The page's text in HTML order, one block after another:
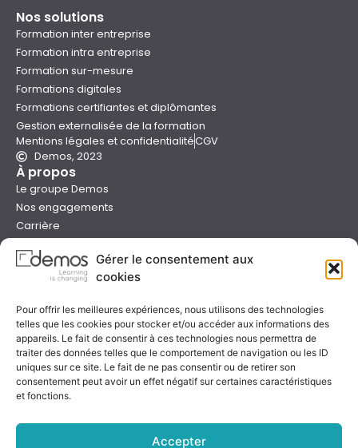
Gérer le consentement aux
cookies
Pour offrir les meilleures expériences, nous utilisons des technologies
telles que les cookies pour stocker et/ou accéder aux informations des
appareils. Le fait de consentir à ces technologies nous permettra de
traiter des données telles que le comportement de navigation ou les ID
uniques sur ce site. Le fait de ne pas consentir ou de retirer son
consentement peut avoir un effet négatif sur certaines caractéristiques
et fonctions.
Accepter
Nos solutions
Formation inter entreprise
Formation intra entreprise
Formation sur-mesure
Formations digitales
Formations certifiantes et diplômantes
Gestion externalisée de la formation
Mentions légales et confidentialitéCGV
Demos, 2023
À propos
Le groupe Demos
Nos engagements
Carrière
Presse
Catalogues
Aide
Nous contacter
Nous trouver
Préparer sa formation
Sessions garanties
Qualité & certification